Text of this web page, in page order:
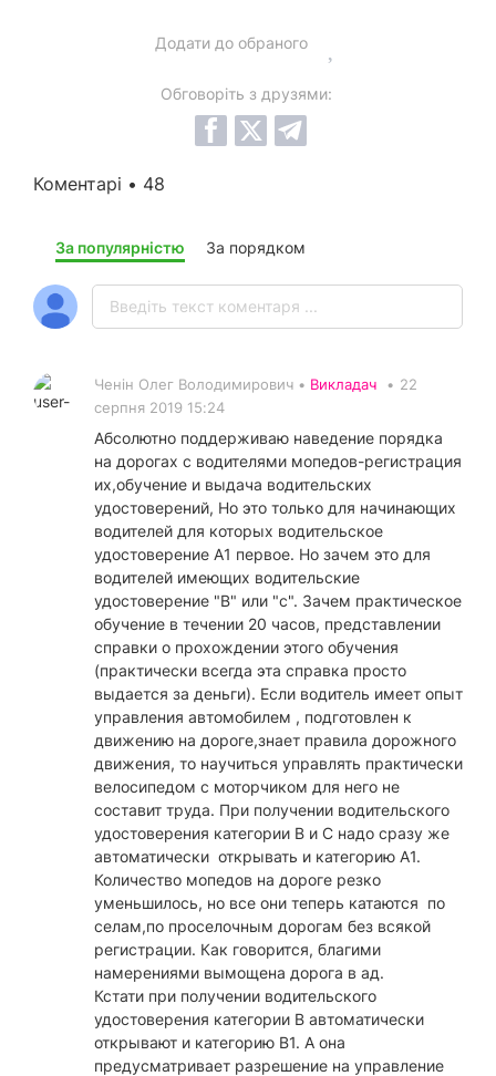
Додати до обраного
Обговоріть з друзями:
Коментарі • 48
За популярністю За порядком
Ченін Олег Володимирович • Викладач • 22
серпня 2019 15:24
Абсолютно поддерживаю наведение порядка
на дорогах с водителями мопедов-регистрация
их,обучение и выдача водительских
удостоверений, Но это только для начинающих
водителей для которых водительское
удостоверение А1 первое. Но зачем это для
водителей имеющих водительские
удостоверение "В" или "с". Зачем практическое
обучение в течении 20 часов, представлении
справки о прохождении этого обучения
(практически всегда эта справка просто
выдается за деньги). Если водитель имеет опыт
управления автомобилем , подготовлен к
движению на дороге,знает правила дорожного
движения, то научиться управлять практически
велосипедом с моторчиком для него не
составит труда. При получении водительского
удостоверения категории В и С надо сразу же
автоматически открывать и категорию А1.
Количество мопедов на дороге резко
уменьшилось, но все они теперь катаются по
селам,по проселочным дорогам без всякой
регистрации. Как говорится, благими
намерениями вымощена дорога в ад.
Кстати при получении водительского
удостоверения категории В автоматически
открывают и категорию В1. А она
предусматривает разрешение на управление